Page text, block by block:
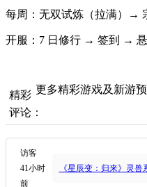
每周：无双试炼（拉满）→
开服：7 日修行 → 签到 →
更多精彩游戏及新游
精彩
评论：
访客
41小时
前
《星辰变：归来》灵兽